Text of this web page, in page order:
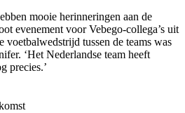
mooie herinneringen aan de
evenement voor Vebego-collega’s uit
voetbalwedstrijd tussen de teams was
‘Het Nederlandse team heeft
precies.’